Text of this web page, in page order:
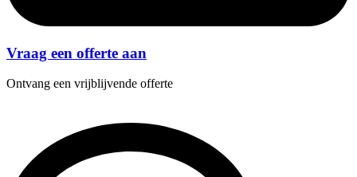
Vraag een offerte aan
Ontvang een vrijblijvende offerte